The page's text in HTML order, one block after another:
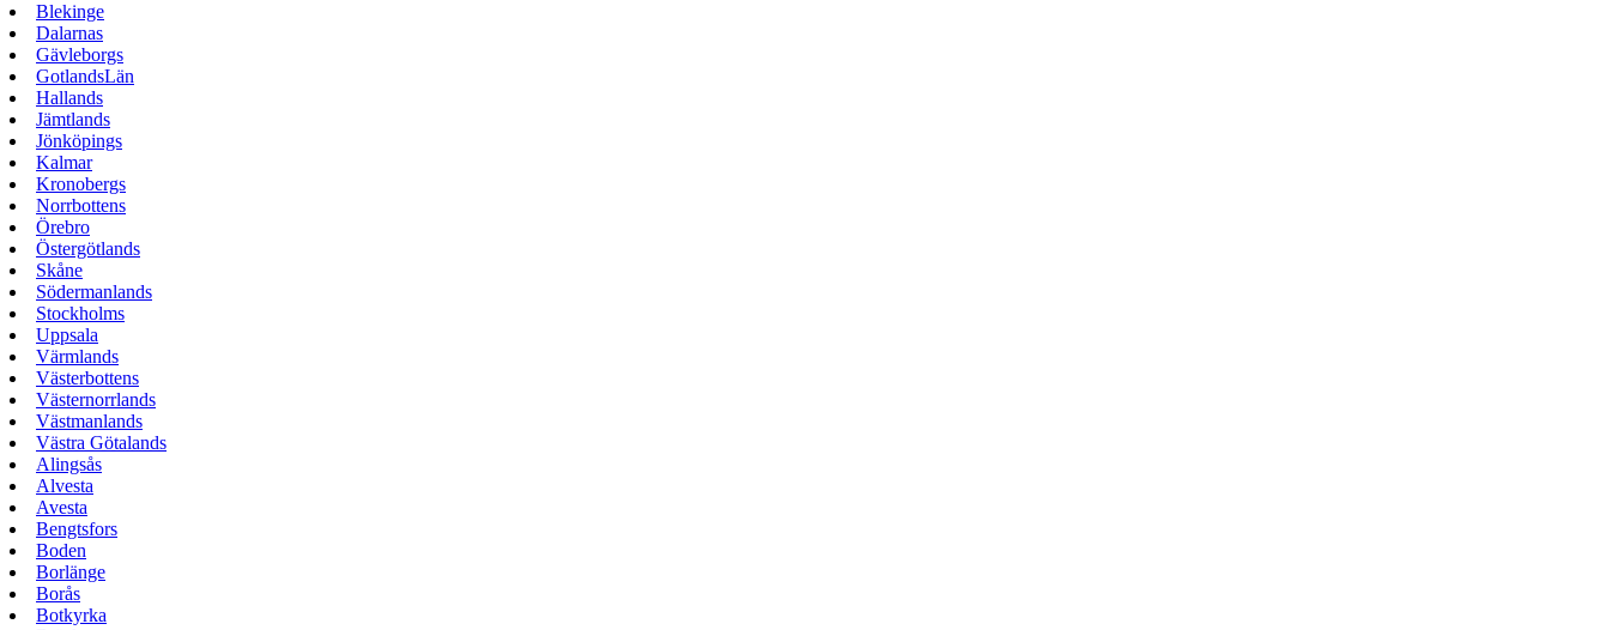
Blekinge
Dalarnas
Gävleborgs
GotlandsLän
Hallands
Jämtlands
Jönköpings
Kalmar
Kronobergs
Norrbottens
Örebro
Östergötlands
Skåne
Södermanlands
Stockholms
Uppsala
Värmlands
Västerbottens
Västernorrlands
Västmanlands
Västra Götalands
Alingsås
Alvesta
Avesta
Bengtsfors
Boden
Borlänge
Borås
Botkyrka